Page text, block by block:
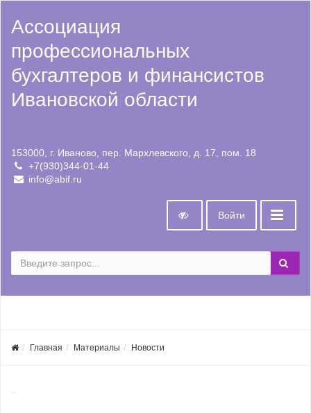
Ассоциация
профессиональных
бухгалтеров и финансистов
Ивановской области
153000, г. Иваново, пер. Мархлевского, д. 17, пом. 18
+7(930)344-01-44
info@abif.ru
Войти
Главная Материалы Новости